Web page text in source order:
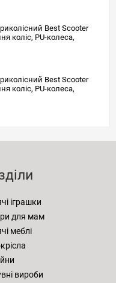
Best Scooter
коліс, PU-колеса,
Best Scooter
коліс, PU-колеса,
іграшки
для мам
меблі
вироби